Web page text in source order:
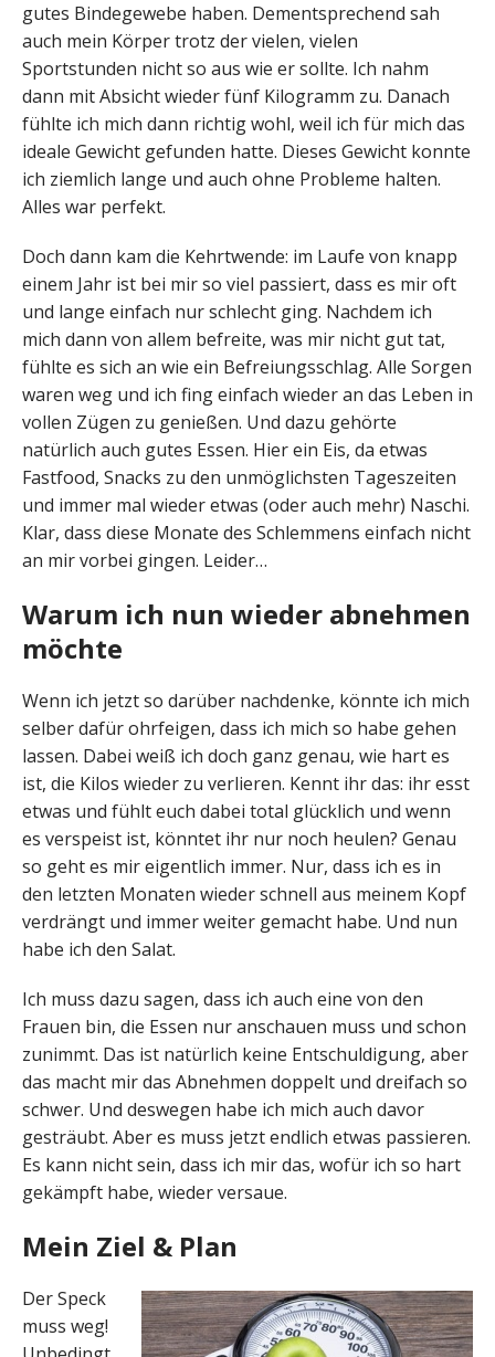
gutes Bindegewebe haben. Dementsprechend sah
auch mein Körper trotz der vielen, vielen
Sportstunden nicht so aus wie er sollte. Ich nahm
dann mit Absicht wieder fünf Kilogramm zu. Danach
fühlte ich mich dann richtig wohl, weil ich für mich das
ideale Gewicht gefunden hatte. Dieses Gewicht konnte
ich ziemlich lange und auch ohne Probleme halten.
Alles war perfekt.
Doch dann kam die Kehrtwende: im Laufe von knapp
einem Jahr ist bei mir so viel passiert, dass es mir oft
und lange einfach nur schlecht ging. Nachdem ich
mich dann von allem befreite, was mir nicht gut tat,
fühlte es sich an wie ein Befreiungsschlag. Alle Sorgen
waren weg und ich fing einfach wieder an das Leben in
vollen Zügen zu genießen. Und dazu gehörte
natürlich auch gutes Essen. Hier ein Eis, da etwas
Fastfood, Snacks zu den unmöglichsten Tageszeiten
und immer mal wieder etwas (oder auch mehr) Naschi.
Klar, dass diese Monate des Schlemmens einfach nicht
an mir vorbei gingen. Leider…
Warum ich nun wieder abnehmen
möchte
Wenn ich jetzt so darüber nachdenke, könnte ich mich
selber dafür ohrfeigen, dass ich mich so habe gehen
lassen. Dabei weiß ich doch ganz genau, wie hart es
ist, die Kilos wieder zu verlieren. Kennt ihr das: ihr esst
etwas und fühlt euch dabei total glücklich und wenn
es verspeist ist, könntet ihr nur noch heulen? Genau
so geht es mir eigentlich immer. Nur, dass ich es in
den letzten Monaten wieder schnell aus meinem Kopf
verdrängt und immer weiter gemacht habe. Und nun
habe ich den Salat.
Ich muss dazu sagen, dass ich auch eine von den
Frauen bin, die Essen nur anschauen muss und schon
zunimmt. Das ist natürlich keine Entschuldigung, aber
das macht mir das Abnehmen doppelt und dreifach so
schwer. Und deswegen habe ich mich auch davor
gesträubt. Aber es muss jetzt endlich etwas passieren.
Es kann nicht sein, dass ich mir das, wofür ich so hart
gekämpft habe, wieder versaue.
Mein Ziel & Plan
Der Speck
muss weg!